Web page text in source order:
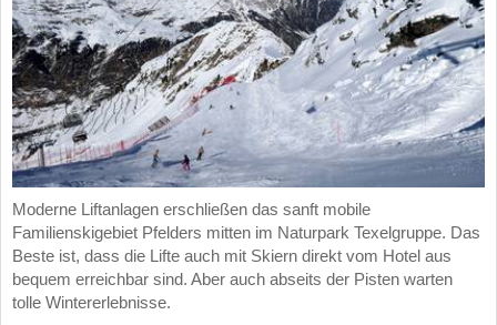
Moderne Liftanlagen erschließen das sanft mobile
Familienskigebiet Pfelders mitten im Naturpark Texelgruppe. Das
Beste ist, dass die Lifte auch mit Skiern direkt vom Hotel aus
bequem erreichbar sind. Aber auch abseits der Pisten warten
tolle Wintererlebnisse.